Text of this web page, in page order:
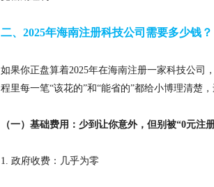
二、 2025年海南注册科技公司需要多少钱？
如果你正盘算着2025年在海南注册一家科技公司
程里每一笔“该花的”和“能省的”都给小博理清楚
（一）基础费用：少到让你意外，但别被“0元注
1. 政府收费：几乎为零